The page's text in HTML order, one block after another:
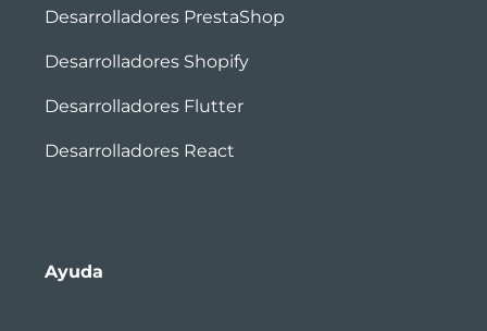
Desarrolladores PrestaShop
Desarrolladores Shopify
Desarrolladores Flutter
Desarrolladores React
Ayuda